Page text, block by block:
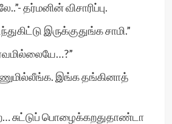
தர்மனின் விசாரிப்பு.
இருக்குதுங்க சாமி.”
இங்க தங்கினாத்
சுட்டுப் பொழைக்கறதுதாண்டா